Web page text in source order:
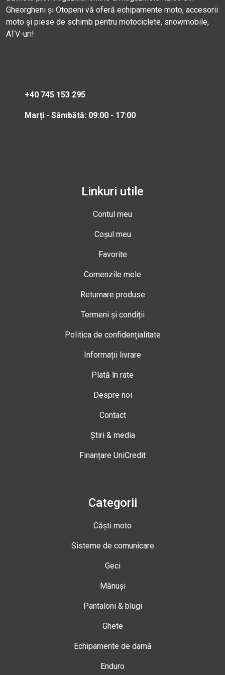
Gheorgheni și Otopeni vă oferă echipamente moto, accesorii
moto și piese de schimb pentru motociclete, snowmobile,
ATV-uri!
+40 745 153 295
Marți - Sâmbătă: 09:00 - 17:00
Linkuri utile
Contul meu
Coșul meu
Favorite
Comenzile mele
Returnare produse
Termeni și condiții
Politica de confidențialitate
Informații livrare
Plată în rate
Despre noi
Contact
Știri & media
Finanțare UniCredit
Categorii
Căști moto
Sisteme de comunicare
Geci
Mănuși
Pantaloni & blugi
Ghete
Echipamente de damă
Enduro